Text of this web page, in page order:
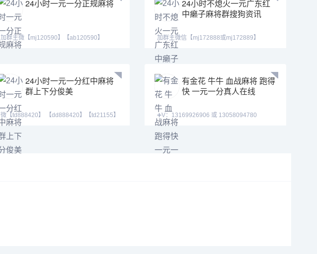
24小时一元一分正规麻将
加群主微【mj120590】【ab120590】
【mj191717】（十五张
24小时不熄火一元广东红
中癞子麻将群搜狗资讯
加群主微信【mj172888或mj172889】
【mj172887】 来玩
24小时一元一分红中麻将
群上下分俊美
微【td888420】 【dd888420】【td21155】
等风也等你。
有金花 牛牛 血战麻将 跑得
快 一元一分真人在线
➕V：13169926906 或 13058094780
QQ:3122617673 主